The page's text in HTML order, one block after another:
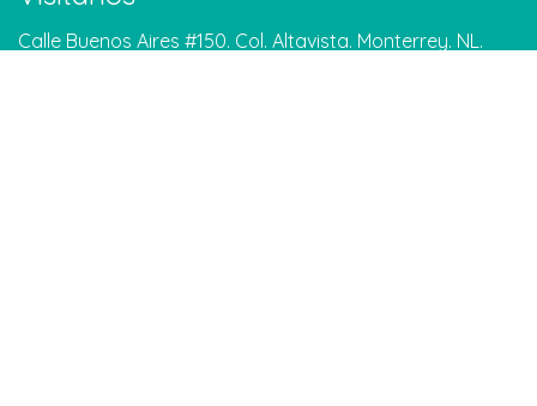
Calle Buenos Aires #150. Col. Altavista. Monterrey. NL.